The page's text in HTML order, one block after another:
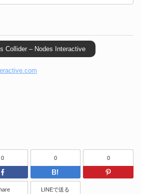
Collider – Nodes Interactive
Twitter
0
Facebook
0
はてなブッ
0
LINEで送る